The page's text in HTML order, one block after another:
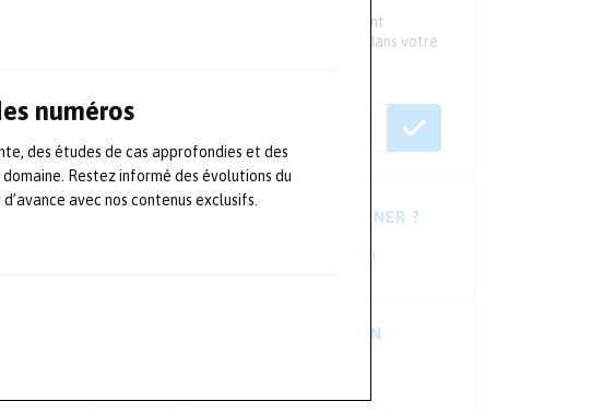
numéros
des études de cas approfondies et des
Restez informé des évolutions du
avec nos contenus exclusifs.
Tous les 15 jours, recevez directement
l'essentiel de l'actualité du secteur dans votre
VOUS HÉSITEZ À VOUS ABONNER ?
Consultez les dernières newsletters !
TÉLÉCHARGER L’APPLICATION